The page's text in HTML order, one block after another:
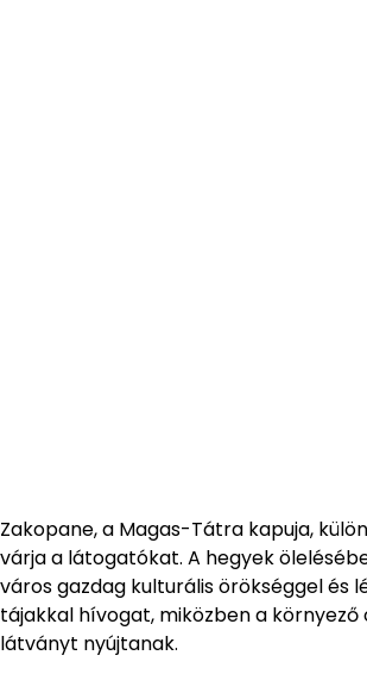
Zakopane, a Magas-Tátra kapuja,
várja a látogatókat. A hegyek
város gazdag kulturális örökséggel és
tájakkal hívogat, miközben a környező
látványt nyújtanak.